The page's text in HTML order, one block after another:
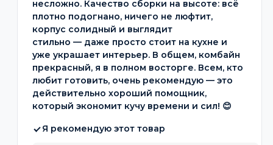
несложно. Качество сборки на высоте: всё
плотно подогнано, ничего не люфтит,
корпус солидный и выглядит
стильно — даже просто стоит на кухне и
уже украшает интерьер. В общем, комбайн
прекрасный, я в полном восторге. Всем, кто
любит готовить, очень рекомендую — это
действительно хороший помощник,
который экономит кучу времени и сил! 😊
Я рекомендую этот товар